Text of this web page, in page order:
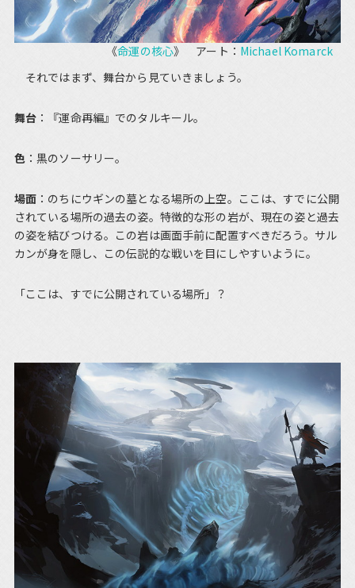
《命運の核心》 アート： Michael Komarck
それではまず、舞台から見ていきましょう。
舞台 ：『運命再編』でのタルキール。
色 ：黒のソーサリー。
場面 ：のちにウギンの墓となる場所の上空。ここは、すでに公開
されている場所の過去の姿。特徴的な形の岩が、現在の姿と過去
の姿を結びつける。この岩は画面手前に配置すべきだろう。サル
カンが身を隠し、この伝説的な戦いを目にしやすいように。
「ここは、すでに公開されている場所」？